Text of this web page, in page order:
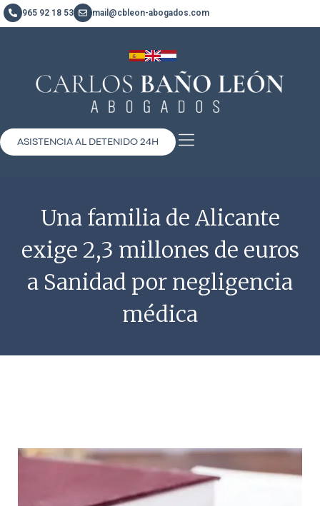
965 92 18 53 mail@cbleon-abogados.com
ASISTENCIA AL DETENIDO 24H
Una familia de Alicante
exige 2,3 millones de euros
a Sanidad por negligencia
médica